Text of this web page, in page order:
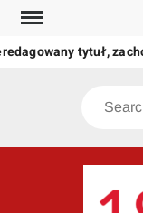
Skip
content
tytuł,
Search